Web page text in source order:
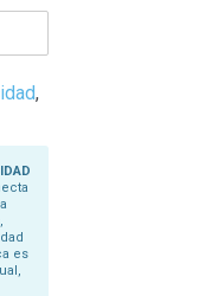
,
es